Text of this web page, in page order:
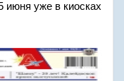
июня уже в киосках